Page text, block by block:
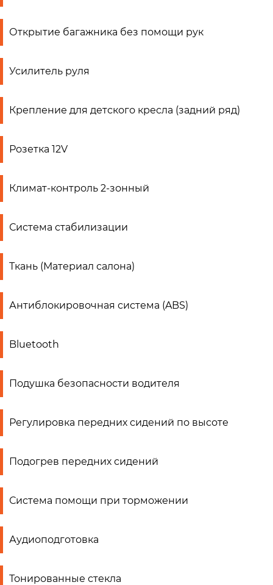
Открытие багажника без помощи рук
Усилитель руля
Крепление для детского кресла (задний ряд)
Розетка 12V
Климат-контроль 2-зонный
Система стабилизации
Ткань (Материал салона)
Антиблокировочная система (ABS)
Bluetooth
Подушка безопасности водителя
Регулировка передних сидений по высоте
Подогрев передних сидений
Система помощи при торможении
Аудиоподготовка
Тонированные стекла